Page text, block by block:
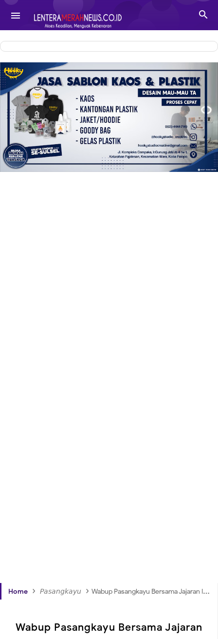
-->
 
Home › 𝘗𝘢𝘴𝘢𝘯𝘨𝘬𝘢𝘺𝘶 › Wabup Pasangkayu Bersama Jajaran Ikuti Rapat Kerja Daerah Provinsi Sulbar Lewat Zoom Meeting
Wabup Pasangkayu Bersama Jajaran